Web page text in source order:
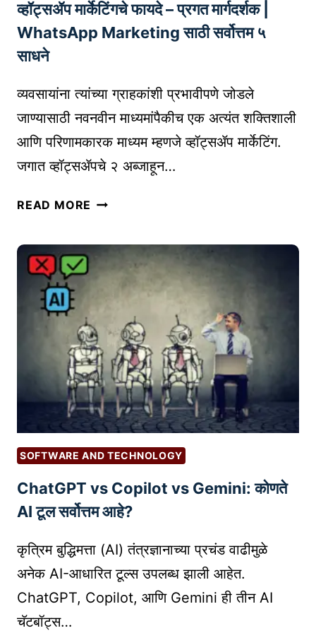
?
णि
ते
व्य
सा
सा
ठी
क
शी
श
क
ते
?
व्हॉट्सॲप मार्केटिंगचे फायदे – प्रगत मार्गदर्शक |
WhatsApp Marketing साठी सर्वोत्तम ५
साधने
व्यवसायांना त्यांच्या ग्राहकांशी प्रभावीपणे जोडले
जाण्यासाठी नवनवीन माध्यमांपैकीच एक अत्यंत शक्तिशाली
आणि परिणामकारक माध्यम म्हणजे व्हॉट्सॲप मार्केटिंग.
जगात व्हॉट्सॲपचे २ अब्जाहून…
READ MORE व्हॉ
प
मा
ग
चे
फा
य
दे
–
प्र
ग
त
मा
द
र्श
क
|
SOFTWARE AND TECHNOLOGY
ChatGPT vs Copilot vs Gemini: कोणते
AI टूल सर्वोत्तम आहे?
कृत्रिम बुद्धिमत्ता (AI) तंत्रज्ञानाच्या प्रचंड वाढीमुळे
अनेक AI-आधारित टूल्स उपलब्ध झाली आहेत.
ChatGPT, Copilot, आणि Gemini ही तीन AI
चॅटबॉट्स…